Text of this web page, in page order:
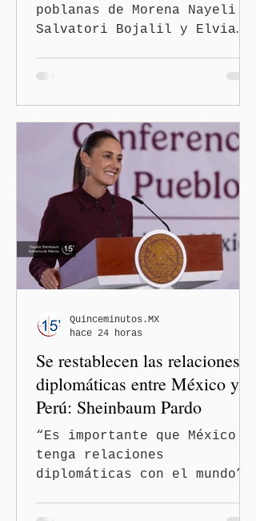
poblanas de Morena Nayeli
Salvatori Bojalil y Elvia
partido. La Comisión
Nacional de Honestidad y
Justicia (CNHJ) de Morena
inició formalmente un
procedimiento sancionador
de oficio contra ambas
legisladoras por las
expresiones realizadas en
el podcast DesCasadas,
luego de que sus
señalados como
discriminatorios hacia
hombres y personas adultas
mayores.
Se restablecen las relaciones
diplomáticas entre México y
Perú: Sheinbaum Pardo
“Es importante que México
tenga relaciones
diplomáticas con el mundo”,
Quinceminutos.MX
hace 24 horas